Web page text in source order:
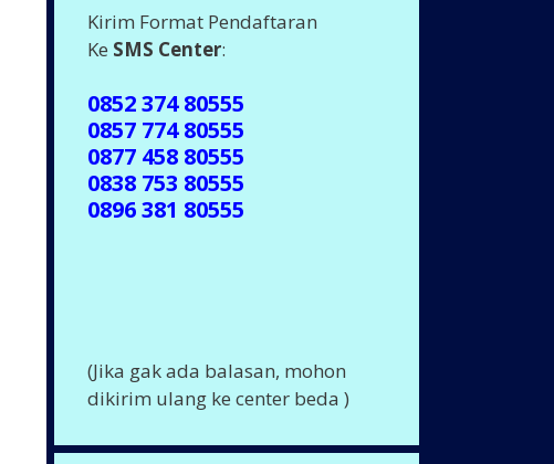
Kirim Format Pendaftaran
Ke SMS Center:
0852 374 80555
0857 774 80555
0877 458 80555
0838 753 80555
0896 381 80555
(Jika gak ada balasan, mohon
dikirim ulang ke center beda )